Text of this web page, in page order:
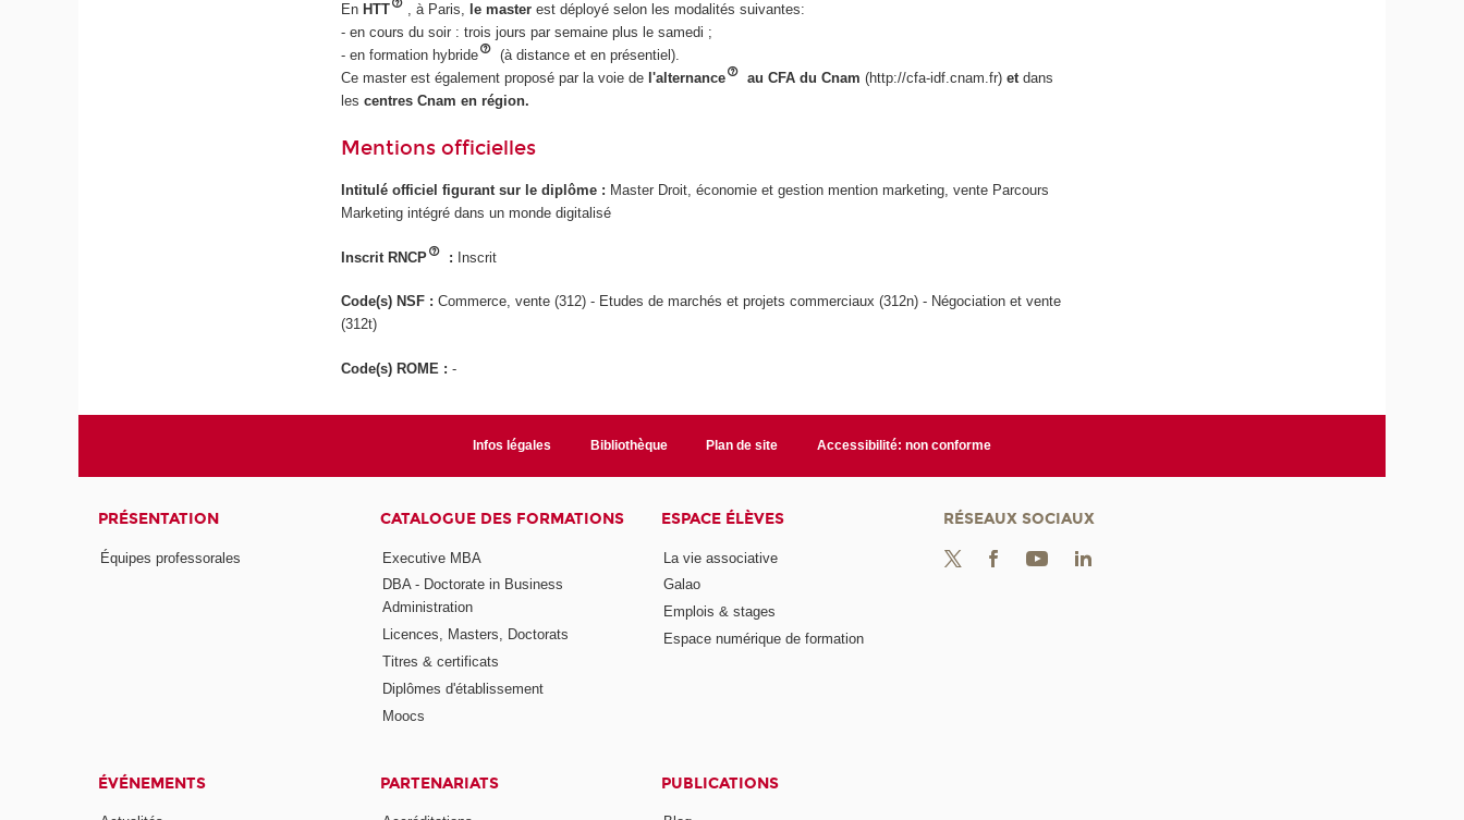
En HTT , à Paris, le master est déployé selon les modalités suivantes:
- en cours du soir : trois jours par semaine plus le samedi ;
- en formation hybride
(à distance et en présentiel).
Ce master est également proposé par la voie de l'alternance au CFA du Cnam(http://cfa-idf.cnam.fr) etdans
les centres Cnam en région.
Mentions officielles
Intitulé officiel figurant sur le diplôme : Master Droit, économie et gestion mention marketing, vente Parcours
Marketing intégré dans un monde digitalisé
Inscrit RNCP : Inscrit
Code(s) NSF :Commerce, vente (312) - Etudes de marchés et projets commerciaux (312n) - Négociation et vente
(312t)
Code(s) ROME :-
Infos légales Bibliothèque Plan de site Accessibilité: non conforme
PRÉSENTATION
Équipes professorales
CATALOGUE DES FORMATIONS
Executive MBA
DBA - Doctorate in Business
Administration
Licences, Masters, Doctorats
Titres & certificats
Diplômes d'établissement
Moocs
ESPACE ÉLÈVES
La vie associative
Galao
Emplois & stages
Espace numérique de formation
ÉVÉNEMENTS PARTENARIATS PUBLICATIONS
RÉSEAUX SOCIAUX